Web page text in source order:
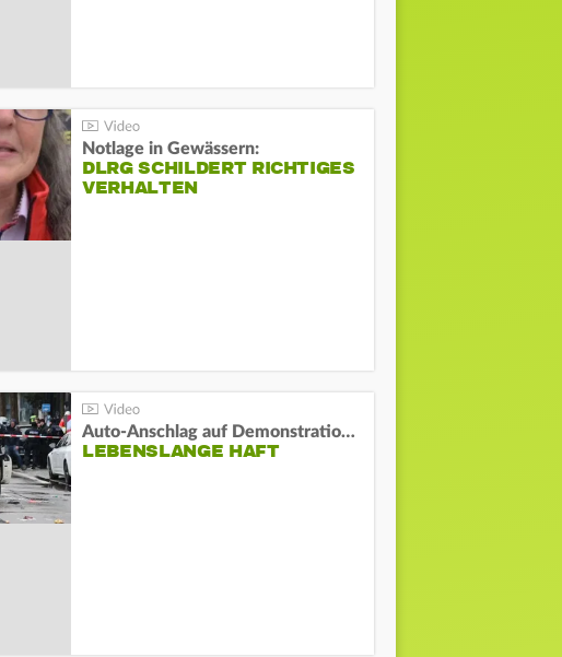
Notlage in Gewässern:
DLRG SCHILDERT RICHTIGES
VERHALTEN
Auto-Anschlag auf Demonstration in München:
LEBENSLANGE HAFT